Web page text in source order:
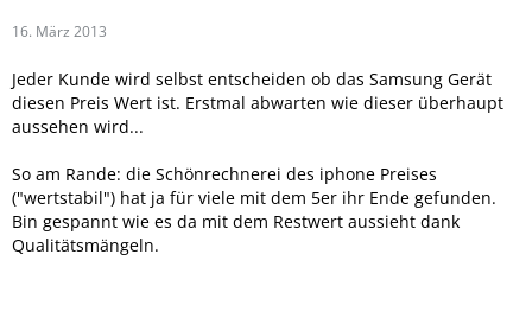
16. März 2013
Jeder Kunde wird selbst entscheiden ob das Samsung Gerät
diesen Preis Wert ist. Erstmal abwarten wie dieser überhaupt
aussehen wird...
So am Rande: die Schönrechnerei des iphone Preises
("wertstabil") hat ja für viele mit dem 5er ihr Ende gefunden.
Bin gespannt wie es da mit dem Restwert aussieht dank
Qualitätsmängeln.